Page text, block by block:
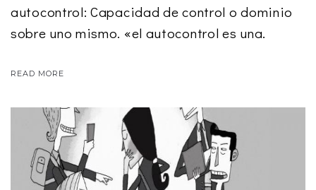
autocontrol: Capacidad de control o dominio
sobre uno mismo. «el autocontrol es una.
READ MORE